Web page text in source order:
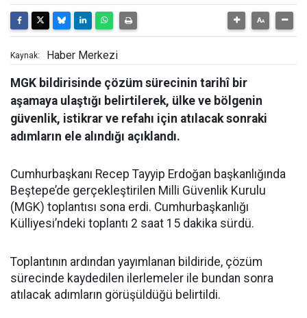
Kaynak: Haber Merkezi
MGK bildirisinde çözüm sürecinin tarihî bir
aşamaya ulaştığı belirtilerek, ülke ve bölgenin
güvenlik, istikrar ve refahı için atılacak sonraki
adımların ele alındığı açıklandı.
Cumhurbaşkanı Recep Tayyip Erdoğan başkanlığında
Beştepe’de gerçekleştirilen Milli Güvenlik Kurulu
(MGK) toplantısı sona erdi. Cumhurbaşkanlığı
Külliyesi’ndeki toplantı 2 saat 15 dakika sürdü.
Toplantının ardından yayımlanan bildiride, çözüm
sürecinde kaydedilen ilerlemeler ile bundan sonra
atılacak adımların görüşüldüğü belirtildi.